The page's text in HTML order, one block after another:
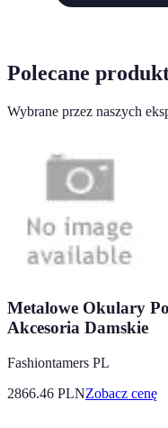
Polecane
Wybrane przez naszych
Metalowe Okulary
Akcesoria Damskie
Fashiontamers PL
2866.46 PLNZobacz cenę